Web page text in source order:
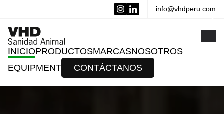
info@vhdperu.com
INICIOPRODUCTOSMARCASNOSOTROS
EQUIPMENT
CONTÁCTANOS